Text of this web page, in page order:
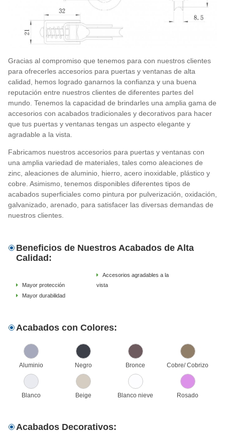
Gracias al compromiso que tenemos para con nuestros clientes
para ofrecerles accesorios para puertas y ventanas de alta
calidad, hemos logrado ganarnos la confianza y una buena
reputación entre nuestros clientes de diferentes partes del
mundo. Tenemos la capacidad de brindarles una amplia gama de
accesorios con acabados tradicionales y decorativos para hacer
que tus puertas y ventanas tengas un aspecto elegante y
agradable a la vista.
Fabricamos nuestros accesorios para puertas y ventanas con
una amplia variedad de materiales, tales como aleaciones de
zinc, aleaciones de aluminio, hierro, acero inoxidable, plástico y
cobre. Asimismo, tenemos disponibles diferentes tipos de
acabados superficiales como pintura por pulverización, oxidación,
galvanizado, arenado, para satisfacer las diversas demandas de
nuestros clientes.
Beneficios de Nuestros Acabados de Alta
Calidad:
Mayor protección
Accesorios agradables a la
vista
Mayor durabilidad
Acabados con Colores:
Aluminio Negro Bronce Cobre/ Cobrizo
Blanco Beige Blanco nieve Rosado
Acabados Decorativos: